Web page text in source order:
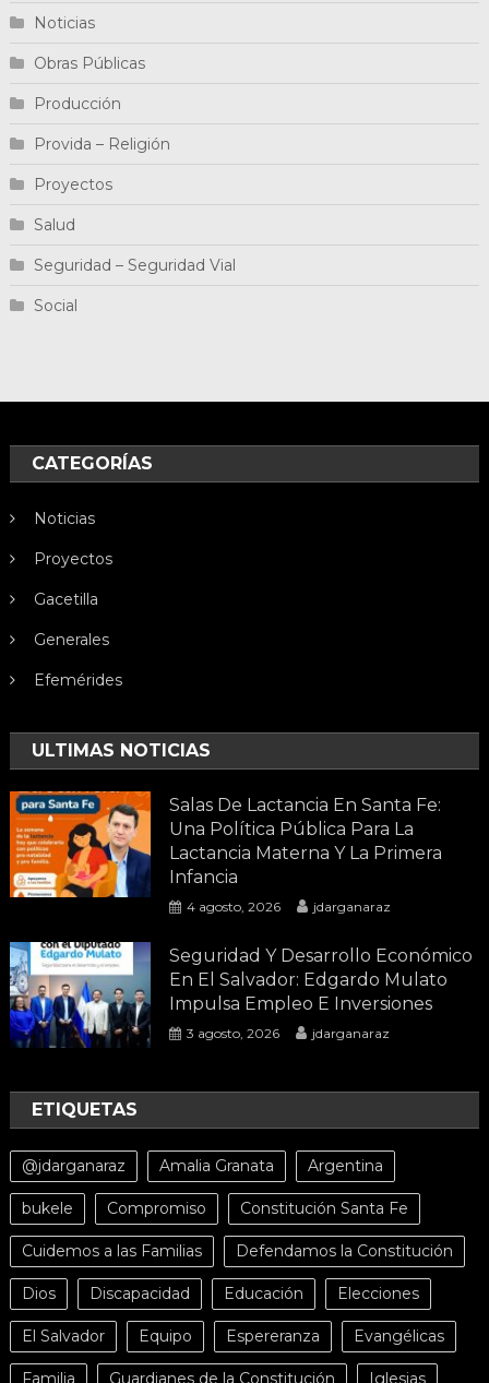
Noticias
Obras Públicas
Producción
Provida – Religión
Proyectos
Salud
Seguridad – Seguridad Vial
Social
CATEGORÍAS
Noticias
Proyectos
Gacetilla
Generales
Efemérides
ULTIMAS NOTICIAS
Salas De Lactancia En Santa Fe:
Una Política Pública Para La
Lactancia Materna Y La Primera
Infancia
4 agosto, 2026 jdarganaraz
Seguridad Y Desarrollo Económico
En El Salvador: Edgardo Mulato
Impulsa Empleo E Inversiones
3 agosto, 2026 jdarganaraz
ETIQUETAS
@jdarganaraz Amalia Granata Argentina
bukele Compromiso Constitución Santa Fe
Cuidemos a las Familias Defendamos la Constitución
Dios Discapacidad Educación Elecciones
El Salvador Equipo Espereranza Evangélicas
Familia Guardianes de la Constitución Iglesias